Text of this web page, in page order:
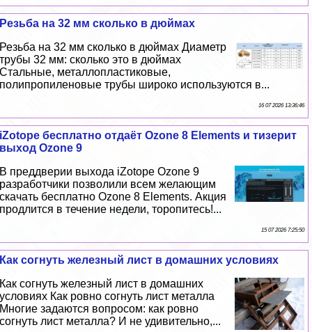
Резьба на 32 мм сколько в дюймах
Резьба на 32 мм сколько в дюймах Диаметр
трубы 32 мм: сколько это в дюймах
Стальные, металлопластиковые,
полипропиленовые трубы широко используются в...
16 07 2026 13:36:46
iZotope бесплатно отдаёт Ozone 8 Elements и тизерит
выход Ozone 9
В преддверии выхода iZotope Ozone 9
разработчики позволили всем желающим
скачать бесплатно Ozone 8 Elements. Акция
продлится в течение недели, торопитесь!...
15 07 2026 7:25:50
Как согнуть железный лист в домашних условиях
Как согнуть железный лист в домашних
условиях Как ровно согнуть лист металла
Многие задаются вопросом: как ровно
согнуть лист металла? И не удивительно,...